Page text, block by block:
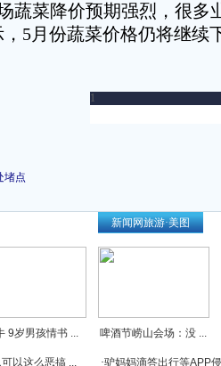
蔬菜降价预期强烈，很多
5月份蔬菜价格仍将继续
堵点